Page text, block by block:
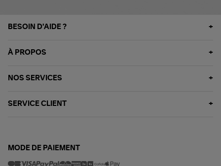
BESOIN D'AIDE ?
À PROPOS
NOS SERVICES
SERVICE CLIENT
MODE DE PAIEMENT